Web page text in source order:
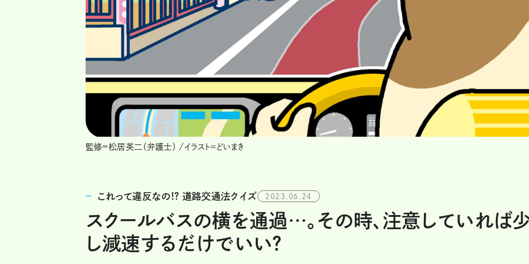
監修=松居英二（弁護士） /イラスト＝どいまき
これって違反なの!? 道路交通法クイズ 2023.06.24
スクールバスの横を通過…。その時、注意していれば
し減速するだけでいい？